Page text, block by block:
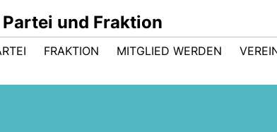
und Fraktion
FRAKTION MITGLIED WERDEN